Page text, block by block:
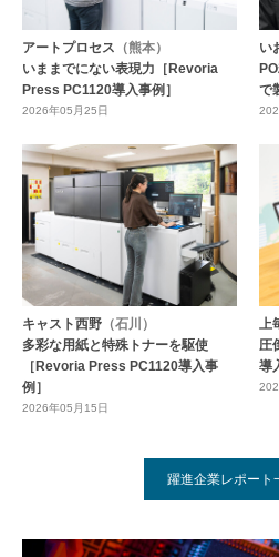
アートプロセス （熊本）
いままでにない表現力［Revoria
Press PC1120導入事例］
2026年05月25日
い
で
キャスト西野 （石川）
多彩な用紙と特殊トナーを駆使
［Revoria Press PC1120導入事
例］
2026年05月15日
圧
導
躍進企業レポート